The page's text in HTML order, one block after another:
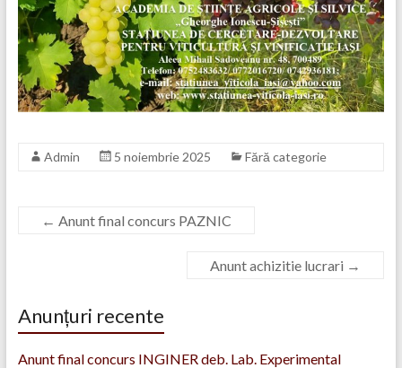
Admin 5 noiembrie 2025 Fără categorie
← Anunt final concurs PAZNIC
Anunt achizitie lucrari →
Anunțuri recente
Anunt final concurs INGINER deb. Lab. Experimental